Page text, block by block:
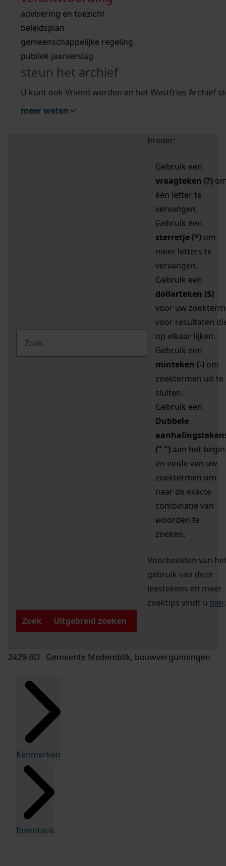
bouwvergunningen
omgevingsvergunningen
vergunningen
beeld en geluid
uitleg nodig?
Wij helpen u op weg met een aantal zoektips.
bekijk alle zoektips
Wij helpen u op weg met een aantal zoektips.
bekijk alle zoektips
bekijk ons geschiedenislokaal
advisering en toezicht
beleidsplan
gemeenschappelijke regeling
publiek jaarverslag
steun het archief
U kunt ook Vriend worden en het Westfries Archief
meer weten
zoektips
Mijn Studiezaal (inloggen)
uw zoekopdracht te
breder:
Gebruik een
vraagteken (?)
één letter te
vervangen.
Gebruik een
sterretje (*) om
meer letters te
vervangen.
Gebruik een
dollarteken ($)
voor uw zoekterm
voor resultaten
op elkaar lijken.
Gebruik een
minteken (-) om
zoektermen uit te
sluiten.
Gebruik een
Dubbele
(" ") aan het begin
en einde van uw
zoektermen om
naar de exacte
combinatie van
woorden te
zoeken.
Voorbeelden van
gebruik van deze
leestekens en meer
zoektips vindt u hier.
Zoek
Uitgebreid zoeken
2429-BD Gemeente Medemblik, bouwvergunningen
Kenmerken
Inventaris